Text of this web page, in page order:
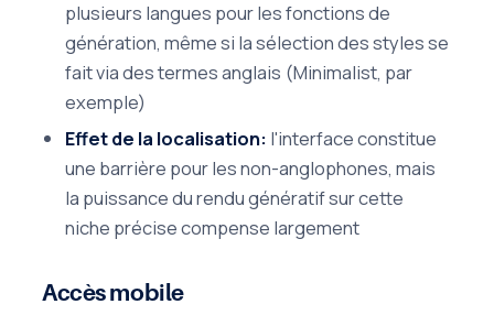
plusieurs langues pour les fonctions de
génération, même si la sélection des styles se
fait via des termes anglais (Minimalist, par
exemple)
Effet de la localisation: l'interface constitue
une barrière pour les non-anglophones, mais
la puissance du rendu génératif sur cette
niche précise compense largement
Accès mobile